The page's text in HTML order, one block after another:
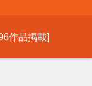
作品掲載]